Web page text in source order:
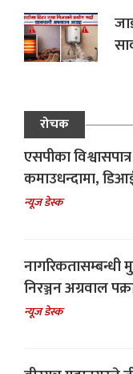
रोचक
एसपीका
कमाउधन्दामा,
न्यूज डेस्क
नागरिकतासम्बन्धी
निरञ्जन अग्रवाल
न्यूज डेस्क